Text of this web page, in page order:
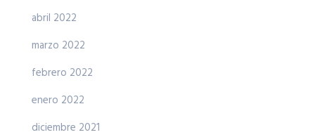
abril 2022
marzo 2022
febrero 2022
enero 2022
diciembre 2021